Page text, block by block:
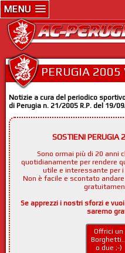
MENU
PERUGIA 2005
Notizie a cura del periodico
di Perugia n. 21/2005 R.P. del 19/
SOSTIENI PERUGIA
Sono ormai più di 20 anni
quotidianamente per rendere
utile e interessante per
Non è facile e scontato
Se apprezzi i nostri sforzi e
saremo
Offrici un
o due ;-)